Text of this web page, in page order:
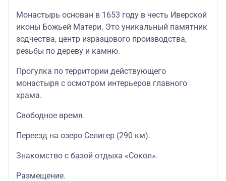
Монастырь основан в 1653 году в честь Иверской
иконы Божьей Матери. Это уникальный памятник
зодчества, центр изразцового производства,
резьбы по дереву и камню.
Прогулка по территории действующего
монастыря с осмотром интерьеров главного
храма.
Свободное время.
Переезд на озеро Селигер (290 км).
Знакомство с базой отдыха «Сокол».
Размещение.